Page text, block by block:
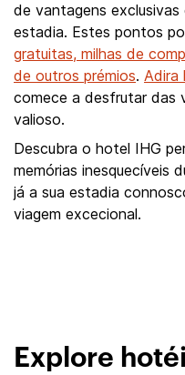
de vantagens
estadia. Estes pontos
gratuitas, milhas de
de outros prémios. Adira
comece a desfrutar das
valioso.
Descubra o hotel IHG
memórias inesquecíveis
já a sua estadia
viagem excecional.
Explore